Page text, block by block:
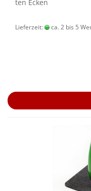
ten Ecken
Lieferzeit: ca. 2 bis 5